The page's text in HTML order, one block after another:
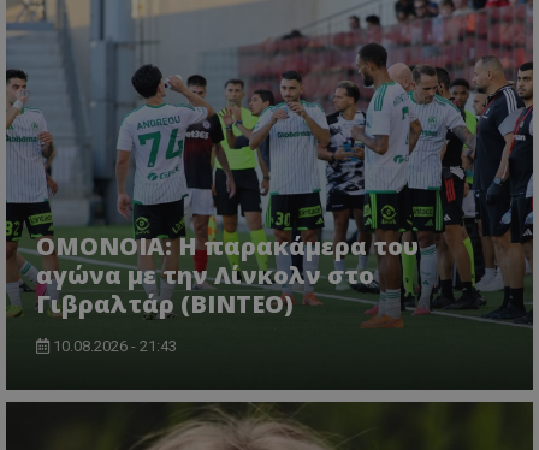
OMONOIA: Η παρακάμερα του
αγώνα με την Λίνκολν στο
Γιβραλτάρ (BINTEO)
10.08.2026 - 21:43